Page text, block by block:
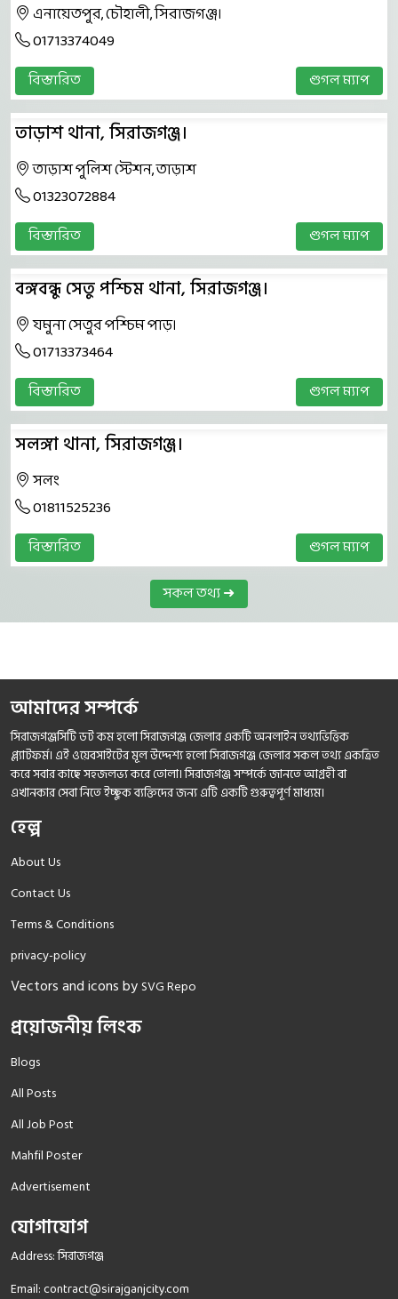
এনায়েতপুর, চৌহালী, সিরাজগঞ্জ।
01713374049
বিস্তারিত গুগল ম্যাপ
তাড়াশ থানা, সিরাজগঞ্জ।
তাড়াশ পুলিশ স্টেশন, তাড়াশ
01323072884
বিস্তারিত গুগল ম্যাপ
বঙ্গবন্ধু সেতু পশ্চিম থানা, সিরাজগঞ্জ।
যমুনা সেতুর পশ্চিম পাড়।
01713373464
বিস্তারিত গুগল ম্যাপ
সলঙ্গা থানা, সিরাজগঞ্জ।
সলং
01811525236
বিস্তারিত
গুগল ম্যাপ
সকল তথ্য ➜
আমাদের সম্পর্কে
সিরাজগঞ্জসিটি ডট কম হলো সিরাজগঞ্জ জেলার একটি অনলাইন তথ্যভিত্তিক
প্ল্যাটফর্ম। এই ওয়েবসাইটের মূল উদ্দেশ্য হলো সিরাজগঞ্জ জেলার সকল তথ্য একত্রিত
করে সবার কাছে সহজলভ্য করে তোলা। সিরাজগঞ্জ সম্পর্কে জানতে আগ্রহী বা
এখানকার সেবা নিতে ইচ্ছুক ব্যক্তিদের জন্য এটি একটি গুরুত্বপূর্ণ মাধ্যম।
হেল্প
About Us
Contact Us
Terms & Conditions
privacy-policy
Vectors and icons by SVG Repo
প্রয়োজনীয় লিংক
Blogs
All Posts
All Job Post
Mahfil Poster
Advertisement
যোগাযোগ
Address: সিরাজগঞ্জ
Email:contract@sirajganjcity.com